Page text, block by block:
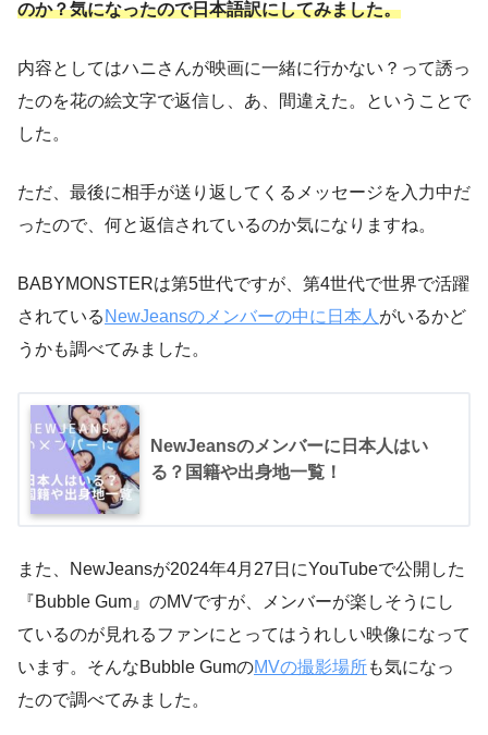
のか？気になったので日本語訳にしてみました。
内容としてはハニさんが映画に一緒に行かない？って誘っ
たのを花の絵文字で返信し、あ、間違えた。ということで
した。
ただ、最後に相手が送り返してくるメッセージを入力中だ
ったので、何と返信されているのか気になりますね。
BABYMONSTERは第5世代ですが、第4世代で世界で活躍
されている NewJeansのメンバーの中に日本人 がいるかど
うかも調べてみました。
NewJeansのメンバーに日本人はい
る？国籍や出身地一覧！
また、NewJeansが2024年4月27日にYouTubeで公開した
『Bubble Gum』のMVですが、メンバーが楽しそうにし
ているのが見れるファンにとってはうれしい映像になって
います。そんなBubble GumのMVの撮影場所も気になっ
たので調べてみました。